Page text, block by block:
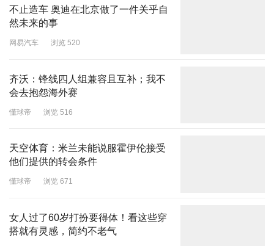
不止造车 奥迪在北京做了一件关乎自
然未来的事
网易汽车 浏览 520
齐沃：锋线四人组兼容且互补；我不
会去抱怨海外赛
懂球帝 浏览 516
天空体育：米兰未能说服霍伊伦接受
他们提供的转会条件
懂球帝 浏览 671
女人过了60岁打扮要得体！看这些穿
搭就有灵感，简约不老气